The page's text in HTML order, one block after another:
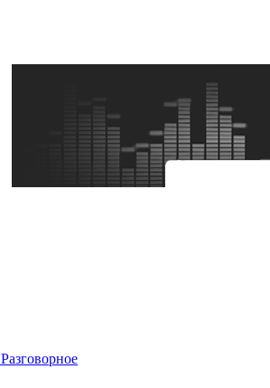
Разговорное